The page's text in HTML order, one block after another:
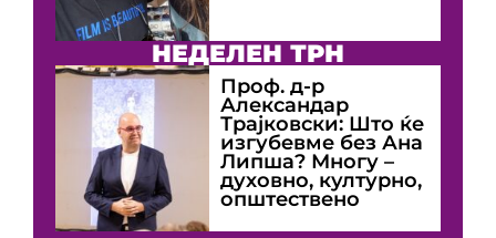
НЕДЕЛЕН ТРН
Проф. д-р
Александар
Трајковски: Што ќе
изгубевме без Ана
Липша? Многу –
духовно, културно,
општествено